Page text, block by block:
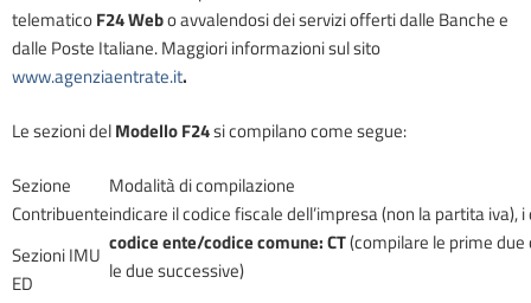
telematicoF24 Webo avvalendosi dei servizi offerti dalle Banche e
dalle Poste Italiane. Maggiori informazioni sul sito
www.agenziaentrate.it.
Le sezioni delModello F24si compilano come segue:
Sezione
Modalità di compilazione
Contribuenteindicare il codice fiscale dell’impresa (non la partita
Sezioni IMU
ED
codice ente/codice comune:CT(compilare le prime
le due successive)